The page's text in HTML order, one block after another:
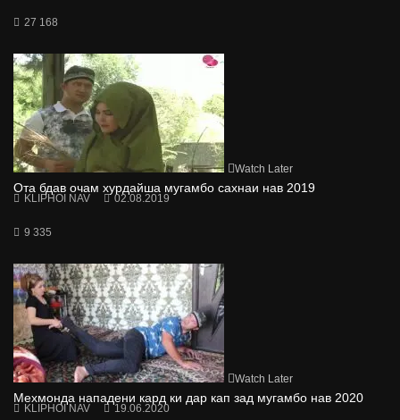
27 168
Watch Later
Ота бдав очам хурдайша мугамбо сахнаи нав 2019
KLIPHOI NAV 02.08.2019
9 335
Watch Later
Мехмонда нападени кард ки дар кап зад мугамбо нав 2020
KLIPHOI NAV 19.06.2020